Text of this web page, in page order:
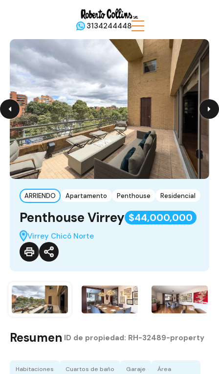
3134244448
ARRIENDO Apartamento Penthouse Residencial
Penthouse Virrey $44,000,000
Virrey Chicó Norte
Resumen ID de propiedad: RH-32489-property
Habitaciones
Cuartos de baño
Garaje
Área